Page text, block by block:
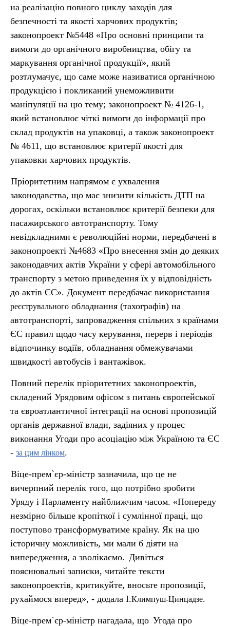
на реалізацію повного циклу заходів для
безпечності та якості харчових продуктів;
законопроект №5448 «Про основні принципи та
вимоги до органічного виробництва, обігу та
маркування органічної продукції», який
розтлумачує, що саме може називатися органічною
продукцією і покликаний унеможливити
маніпуляції на цю тему; законопроект № 4126-1,
який встановлює чіткі вимоги до інформації про
склад продуктів на упаковці, а також законопроект
№ 4611, що встановлює критерії якості для
упаковки харчових продуктів.
Пріоритетним напрямом є ухвалення
законодавства, що має знизити кількість ДТП на
дорогах, оскільки встановлює критерії безпеки для
пасажирського автотранспорту. Тому
невідкладними є революційні норми, передбачені в
законопроекті №4683 «Про внесення змін до деяких
законодавчих актів України у сфері автомобільного
транспорту з метою приведення їх у відповідність
до актів ЄС». Документ передбачає використання
реєструвального обладнання (тахографів) на
автотранспорті, запровадження спільних з країнами
ЄС правил щодо часу керування, перерв і періодів
відпочинку водіїв, обладнання обмежувачами
швидкості автобусів і вантажівок.
Повний перелік пріоритетних законопроектів,
складений Урядовим офісом з питань європейської
та євроатлантичної інтеграції на основі пропозицій
органів державної влади, задіяних у процес
виконання Угоди про асоціацію між Україною та ЄС
- за цим лінком.
Віце-прем`єр-міністр зазначила, що це не
вичерпний перелік того, що потрібно зробити
Уряду і Парламенту найближчим часом. «Попереду
незмірно більше кропіткої і сумлінної праці, що
поступово трансформуватиме країну. Як на цю
історичну можливість, ми мали б діяти на
випередження, а зволікаємо. Дивіться
пояснювальні записки, читайте тексти
законопроектів, критикуйте, вносьте пропозиції,
рухаймося вперед», - додала І.Климпуш-Цинцадзе.
Віце-прем`єр-міністр нагадала, що Угода про